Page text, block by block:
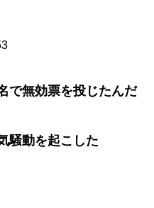
で無効票を投じたんだ
騒動を起こした